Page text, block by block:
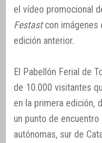
el vídeo promocional
Festastcon imágenes
edición anterior.
El Pabellón Ferial de
de 10.000 visitantes
en la primera edición,
un punto de
autónomas, sur de